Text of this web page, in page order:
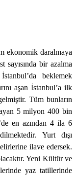
ekonomik daralmaya
sayısında bir azalma
beklemek
aşan İstanbul’a ilk
Tüm bunların
5 milyon 400 bin
en azından 4 ila 6
Yurt dışı
ilave edersek.
Yeni Kültür ve
yaz tatillerinde